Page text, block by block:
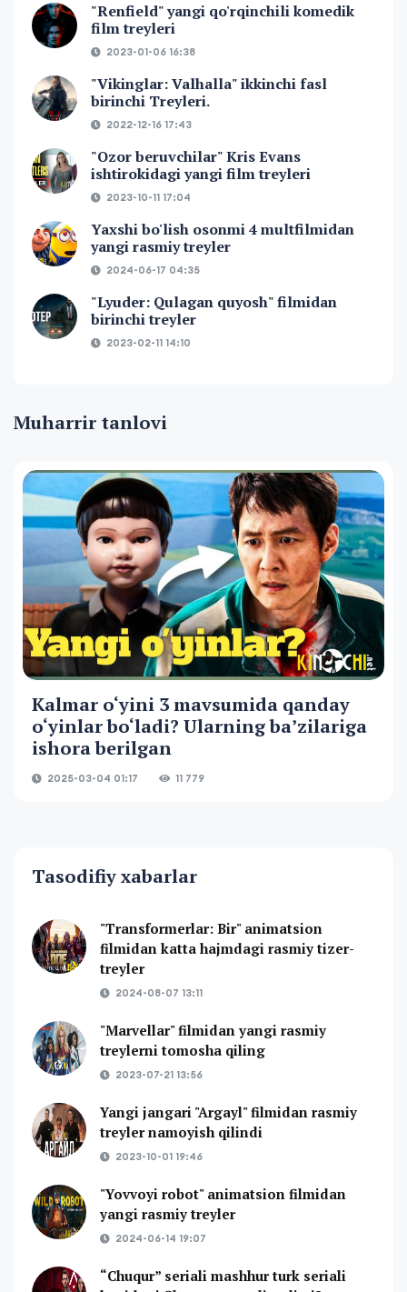
"Renfield" yangi qo'rqinchili komedik
film treyleri
2023-01-06 16:38
"Vikinglar: Valhalla" ikkinchi fasl
birinchi Treyleri.
2022-12-16 17:43
"Ozor beruvchilar" Kris Evans
ishtirokidagi yangi film treyleri
2023-10-11 17:04
Yaxshi bo'lish osonmi 4 multfilmidan
yangi rasmiy treyler
2024-06-17 04:35
"Lyuder: Qulagan quyosh" filmidan
birinchi treyler
2023-02-11 14:10
Muharrir tanlovi
Kalmar o‘yini 3 mavsumida qanday
o‘yinlar bo‘ladi? Ularning ba’zilariga
ishora berilgan
2025-03-04 01:17 11 779
Tasodifiy xabarlar
"Transformerlar: Bir" animatsion
filmidan katta hajmdagi rasmiy tizer-
treyler
2024-08-07 13:11
"Marvellar" filmidan yangi rasmiy
treylerni tomosha qiling
2023-07-21 13:56
Yangi jangari "Argayl" filmidan rasmiy
treyler namoyish qilindi
2023-10-01 19:46
"Yovvoyi robot" animatsion filmidan
yangi rasmiy treyler
2024-06-14 19:07
“Chuqur” seriali mashhur turk seriali